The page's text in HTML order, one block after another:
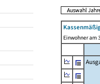
Einwohner am